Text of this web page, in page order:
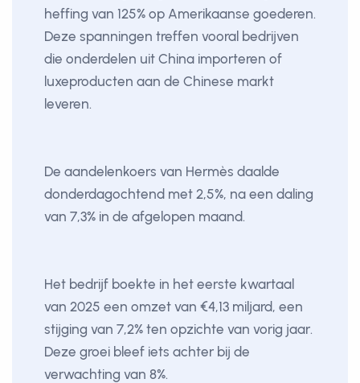
heffing van 125% op Amerikaanse goederen.
Deze spanningen treffen vooral bedrijven
die onderdelen uit China importeren of
luxeproducten aan de Chinese markt
leveren.
De aandelenkoers van Hermès daalde
donderdagochtend met 2,5%, na een daling
van 7,3% in de afgelopen maand.
Het bedrijf boekte in het eerste kwartaal
van 2025 een omzet van €4,13 miljard, een
stijging van 7,2% ten opzichte van vorig jaar.
Deze groei bleef iets achter bij de
verwachting van 8%.